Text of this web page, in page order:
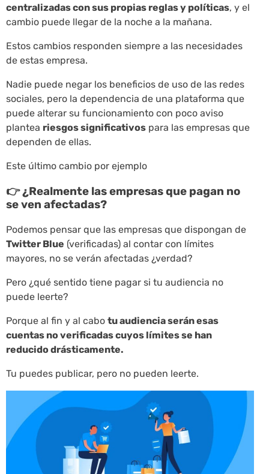
centralizadas con sus propias reglas y políticas, y el
cambio puede llegar de la noche a la mañana.
Estos cambios responden siempre a las necesidades
de estas empresa.
Nadie puede negar los beneficios de uso de las redes
sociales, pero la dependencia de una plataforma que
puede alterar su funcionamiento con poco aviso
plantea riesgos significativos para las empresas que
dependen de ellas.
Este último cambio por ejemplo
👉 ¿Realmente las empresas que pagan no
se ven afectadas?
Podemos pensar que las empresas que dispongan de
Twitter Blue (verificadas) al contar con límites
mayores, no se verán afectadas ¿verdad?
Pero ¿qué sentido tiene pagar si tu audiencia no
puede leerte?
Porque al fin y al cabo tu audiencia serán esas
cuentas no verificadas cuyos límites se han
reducido drásticamente.
Tu puedes publicar, pero no pueden leerte.